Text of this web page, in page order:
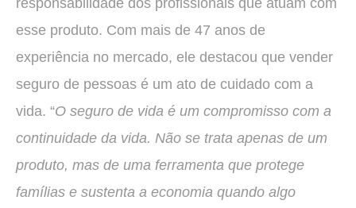
responsabilidade dos profissionais que atuam com
esse produto. Com mais de 47 anos de
experiência no mercado, ele destacou que vender
seguro de pessoas é um ato de cuidado com a
vida. “O seguro de vida é um compromisso com a
continuidade da vida. Não se trata apenas de um
produto, mas de uma ferramenta que protege
famílias e sustenta a economia quando algo